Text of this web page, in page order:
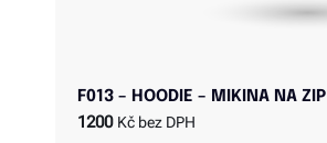
F013 – HOODIE – MIKINA NA ZIP
1200 Kč bez DPH